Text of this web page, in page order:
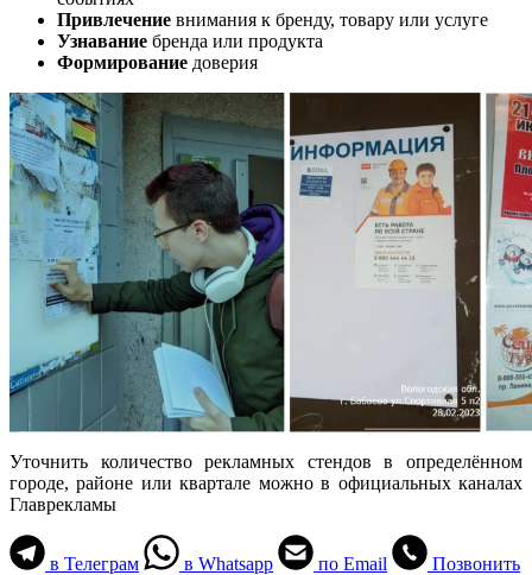
Привлечение внимания к бренду, товару или услуге
Узнавание бренда или продукта
Формирование доверия
Уточнить количество рекламных стендов в определённом
городе, районе или квартале можно в официальных каналах
Главрекламы
в Телеграм в Whatsapp по Email Позвонить